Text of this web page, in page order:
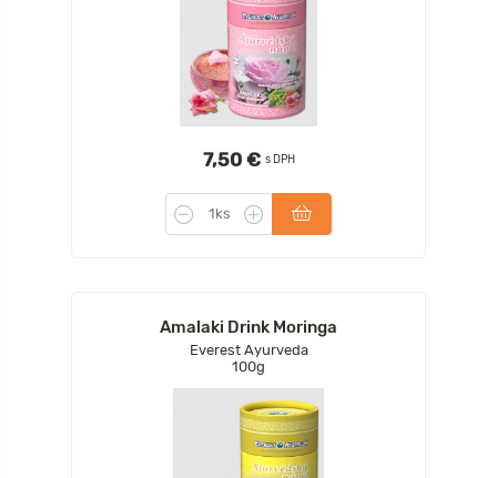
7,50 € s DPH
Amalaki Drink Moringa
Everest Ayurveda
100g